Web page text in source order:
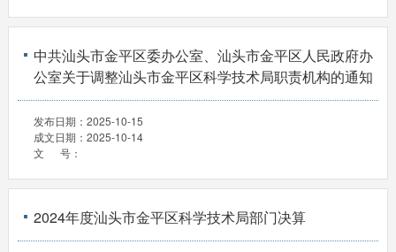
中共汕头市金平区委办公室、汕头市金平区人民政府办
公室关于调整汕头市金平区科学技术局职责机构的通知
发布日期： 2025-10-15
成文日期： 2025-10-14
文 号：
2024年度汕头市金平区科学技术局部门决算